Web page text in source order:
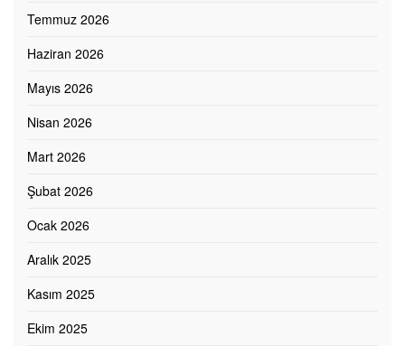
Temmuz 2026
Haziran 2026
Mayıs 2026
Nisan 2026
Mart 2026
Şubat 2026
Ocak 2026
Aralık 2025
Kasım 2025
Ekim 2025